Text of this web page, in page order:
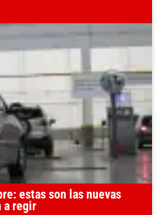
estas son las nuevas
a regir